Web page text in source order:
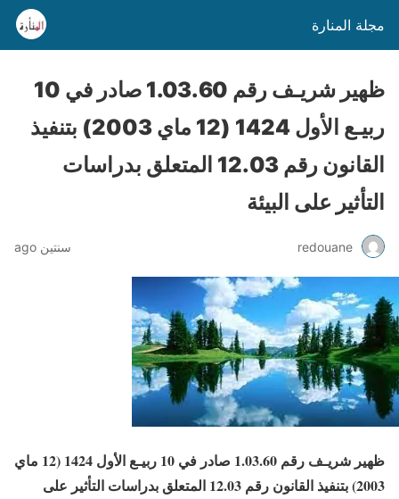
مجلة المنارة
ظهير شريـف رقم 1.03.60 صادر في 10
ربيـع الأول 1424 (12 ماي 2003) بتنفيذ
القانون رقم 12.03 المتعلق بدراسات
التأثير على البيئة
redouane سنتين ago
ظهير شريـف رقم 1.03.60 صادر في 10 ربيـع الأول 1424 (12 ماي
2003) بتنفيذ القانون رقم 12.03 المتعلق بدراسات التأثير على